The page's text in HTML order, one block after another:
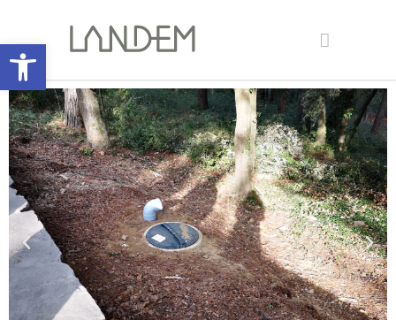
Abrir barra de herramientas